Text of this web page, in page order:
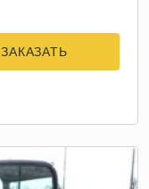
ЗАКАЗАТЬ